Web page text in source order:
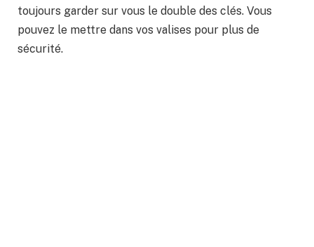
toujours garder sur vous le double des clés. Vous
pouvez le mettre dans vos valises pour plus de
sécurité.